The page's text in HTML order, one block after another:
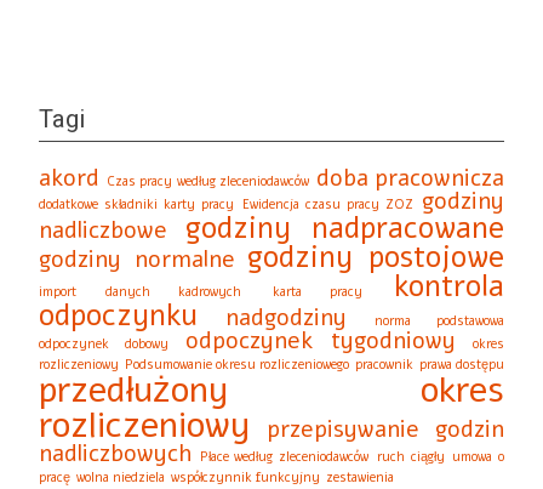
Tagi
akord Czas pracy według zleceniodawców doba pracownicza
dodatkowe składniki karty pracy Ewidencja czasu pracy ZOZ godziny
nadliczbowe
godziny nadpracowane
godziny normalne godziny postojowe
import danych kadrowych karta pracy kontrola
odpoczynku nadgodziny
norma podstawowa
odpoczynek dobowy
odpoczynek tygodniowy
okres
rozliczeniowy Podsumowanie okresu rozliczeniowego pracownik prawa dostępu
przedłużony okres
rozliczeniowy przepisywanie godzin
nadliczbowych Płace według zleceniodawców ruch ciągły umowa o
pracę wolna niedziela współczynnik funkcyjny zestawienia